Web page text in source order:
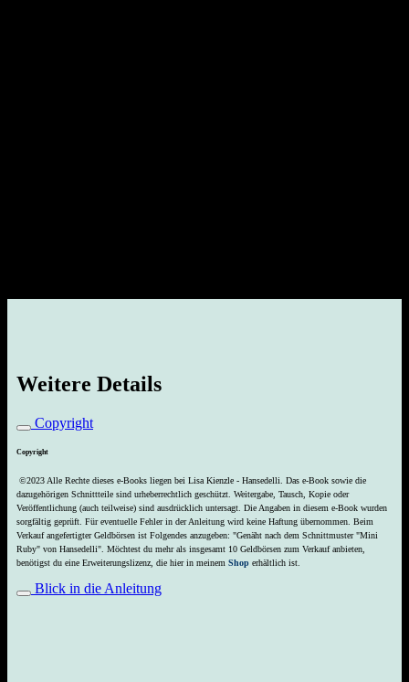
Weitere Details
Copyright
Copyright
©2023 Alle Rechte dieses e-Books liegen bei Lisa Kienzle - Hansedelli. Das e-Book sowie die
dazugehörigen Schnittteile sind urheberrechtlich geschützt. Weitergabe, Tausch, Kopie oder
Veröffentlichung (auch teilweise) sind ausdrücklich untersagt. Die Angaben in diesem e-Book wurden
sorgfältig geprüft. Für eventuelle Fehler in der Anleitung wird keine Haftung übernommen. Beim
Verkauf angefertigter Geldbörsen ist Folgendes anzugeben: "Genäht nach dem Schnittmuster "Mini
Ruby" von Hansedelli". Möchtest du mehr als insgesamt 10 Geldbörsen zum Verkauf anbieten,
benötigst du eine Erweiterungslizenz, die hier in meinem Shop erhältlich ist.
Blick in die Anleitung